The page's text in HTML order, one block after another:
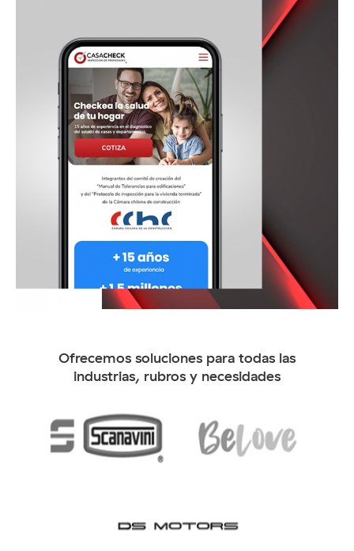
Ofrecemos soluciones para todas las
industrias, rubros y necesidades